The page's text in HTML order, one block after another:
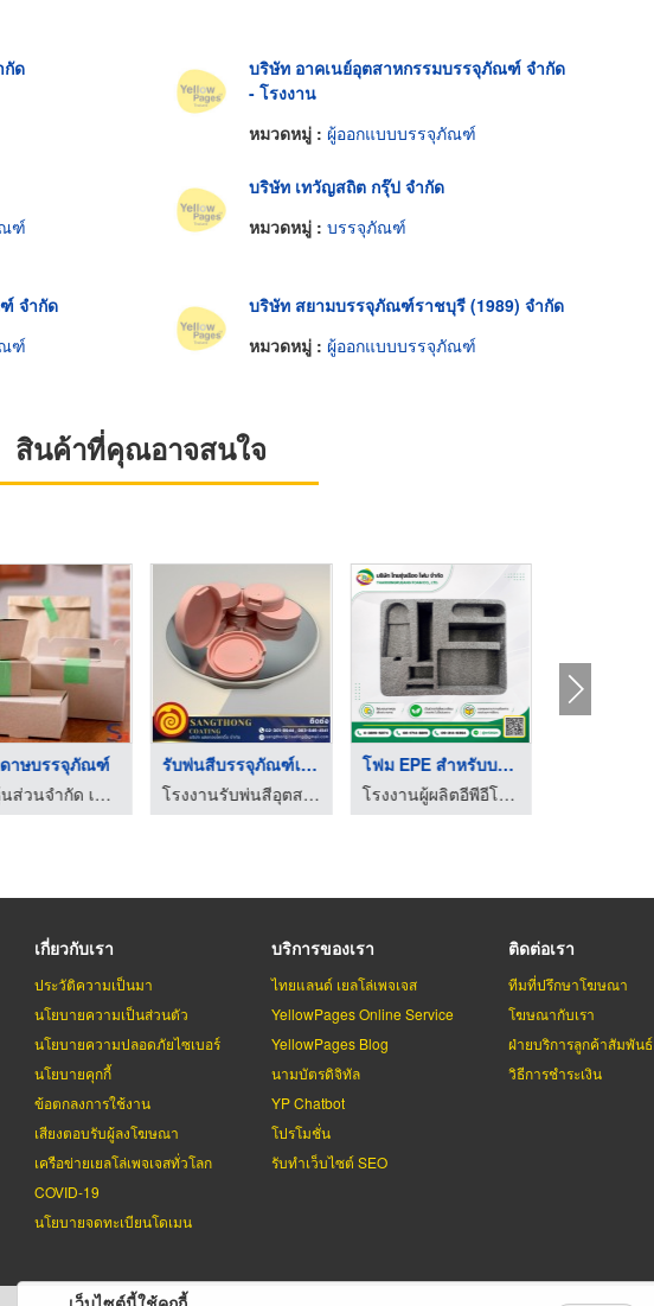
ด
บริษัท อาคเนย์อุตสาหกรรมบรรจุภัณฑ์ จำกัด
- โรงงาน
หมวดหมู่ : ผู้ออกแบบบรรจุภัณฑ์
ฑ์
บริษัท เทวัญสถิต กรุ๊ป จำกัด
หมวดหมู่ : บรรจุภัณฑ์
จำกัด
ฑ์
บริษัท สยามบรรจุภัณฑ์ราชบุรี (1989) จำกัด
หมวดหมู่ : ผู้ออกแบบบรรจุภัณฑ์
สินค้าที่คุณอาจสนใจ
ดาษบรรจุภัณฑ์
ห้างหุ้นส่วนจำกัด เอส ซี ที เปเปอร์
รับพ่นสีบรรจุภัณฑ์เค ...
โรงงานรับพ่นสีอุตสาหกรรม - แสงทองโคทติ้ง
โฟม EPE สำหรับบรรจุภ ...
โรงงานผู้ผลิตอีพีอีโฟม ชลบุรี - ไทยรุ่งเรือง โฟม
เกี่ยวกับเรา
ประวัติความเป็นมา
นโยบายความเป็นส่วนตัว
นโยบายความปลอดภัยไซเบอร์
นโยบายคุกกี้
ข้อตกลงการใช้งาน
เสียงตอบรับผู้ลงโฆษณา
เครือข่ายเยลโล่เพจเจสทั่วโลก
COVID-19
นโยบายจดทะเบียนโดเมน
บริการของเรา
ไทยแลนด์ เยลโล่เพจเจส
YellowPages Online Service
YellowPages Blog
นามบัตรดิจิทัล
YP Chatbot
โปรโมชั่น
รับทำเว็บไซต์ SEO
ติดต่อเรา
ทีมที่ปรึกษาโฆษณา
โฆษณากับเรา
ฝ่ายบริการลูกค้าสัมพันธ์
วิธีการชำระเงิน